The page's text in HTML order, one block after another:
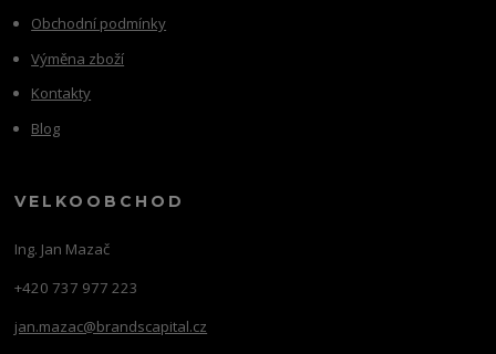
Obchodní podmínky
Výměna zboží
Kontakty
Blog
VELKOOBCHOD
Ing. Jan Mazač
+420 737 977 223
jan.mazac@brandscapital.cz